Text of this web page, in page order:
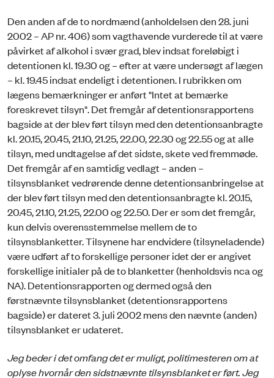
Den anden af de to nordmænd (anholdelsen den 28. juni
2002 – AP nr. 406) som vagthavende vurderede til at være
påvirket af alkohol i svær grad, blev indsat foreløbigt i
detentionen kl. 19.30 og – efter at være undersøgt af lægen
– kl. 19.45 indsat endeligt i detentionen. I rubrikken om
lægens bemærkninger er anført "Intet at bemærke
foreskrevet tilsyn". Det fremgår af detentionsrapportens
bagside at der blev ført tilsyn med den detentionsanbragte
kl. 20.15, 20.45, 21.10, 21.25, 22.00, 22.30 og 22.55 og at alle
tilsyn, med undtagelse af det sidste, skete ved fremmøde.
Det fremgår af en samtidig vedlagt – anden –
tilsynsblanket vedrørende denne detentionsanbringelse at
der blev ført tilsyn med den detentionsanbragte kl. 20.15,
20.45, 21.10, 21.25, 22.00 og 22.50. Der er som det fremgår,
kun delvis overensstemmelse mellem de to
tilsynsblanketter. Tilsynene har endvidere (tilsyneladende)
være udført af to forskellige personer idet der er angivet
forskellige initialer på de to blanketter (henholdsvis nca og
NA). Detentionsrapporten og dermed også den
førstnævnte tilsynsblanket (detentionsrapportens
bagside) er dateret 3. juli 2002 mens den nævnte (anden)
tilsynsblanket er udateret.
Jeg beder i det omfang det er muligt, politimesteren om at
oplyse hvornår den sidstnævnte tilsynsblanket er ført. Jeg